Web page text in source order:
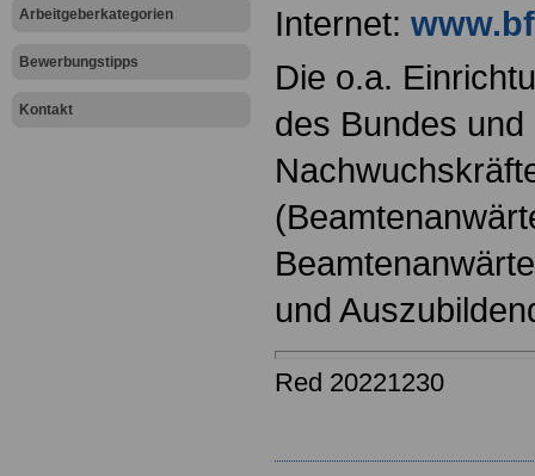
Arbeitgeberkategorien
Bewerbungstipps
Kontakt
Internet:
Die o.a.
des Bundes und
und
Red 20221230